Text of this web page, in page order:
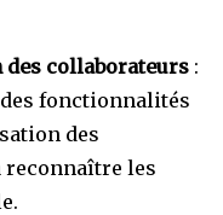
collaborateurs :
fonctionnalités
des
les